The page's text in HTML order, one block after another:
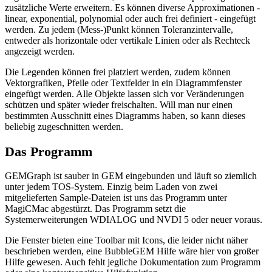
zusätzliche Werte erweitern. Es können diverse Approximationen -
linear, exponential, polynomial oder auch frei definiert - eingefügt
werden. Zu jedem (Mess-)Punkt können Toleranzintervalle,
entweder als horizontale oder vertikale Linien oder als Rechteck
angezeigt werden.
Die Legenden können frei platziert werden, zudem können
Vektorgrafiken, Pfeile oder Textfelder in ein Diagrammfenster
eingefügt werden. Alle Objekte lassen sich vor Veränderungen
schützen und später wieder freischalten. Will man nur einen
bestimmten Ausschnitt eines Diagramms haben, so kann dieses
beliebig zugeschnitten werden.
Das Programm
GEMGraph ist sauber in GEM eingebunden und läuft so ziemlich
unter jedem TOS-System. Einzig beim Laden von zwei
mitgelieferten Sample-Dateien ist uns das Programm unter
MagiCMac abgestürzt. Das Programm setzt die
Systemerweiterungen WDIALOG und NVDI 5 oder neuer voraus.
Die Fenster bieten eine Toolbar mit Icons, die leider nicht näher
beschrieben werden, eine BubbleGEM Hilfe wäre hier von großer
Hilfe gewesen. Auch fehlt jegliche Dokumentation zum Programm